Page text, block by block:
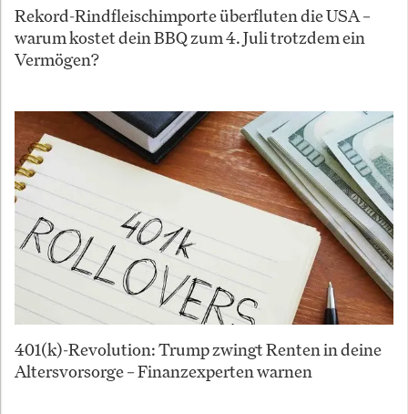
Rekord-Rindfleischimporte überfluten die USA –
warum kostet dein BBQ zum 4. Juli trotzdem ein
Vermögen?
401(k)-Revolution: Trump zwingt Renten in deine
Altersvorsorge – Finanzexperten warnen